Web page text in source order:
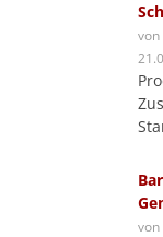
von
von